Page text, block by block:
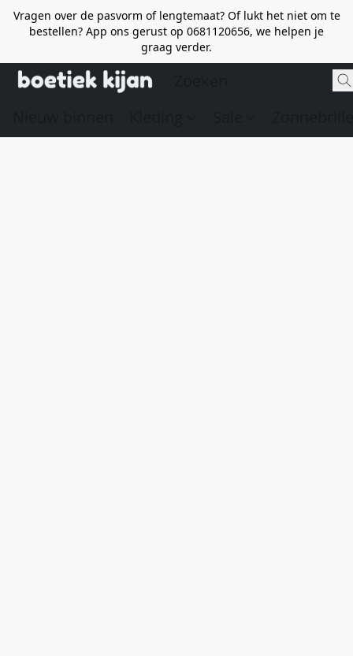
Vragen over de pasvorm of lengtemaat? Of lukt het niet om te
bestellen? App ons gerust op 0681120656, we helpen je
graag verder.